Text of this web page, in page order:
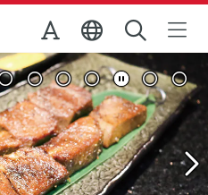
查看原图